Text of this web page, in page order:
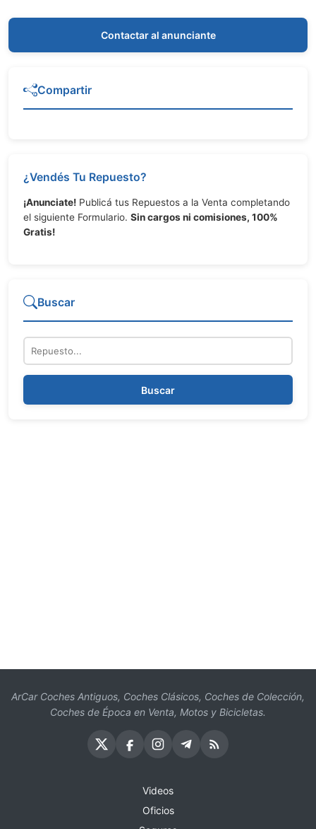
Contactar al anunciante
Compartir
¿Vendés Tu Repuesto?
¡Anunciate! Publicá tus Repuestos a la Venta completando
el siguiente Formulario. Sin cargos ni comisiones, 100%
Gratis!
Buscar
Repuesto
Buscar
ArCar Coches Antiguos, Coches Clásicos, Coches de Colección,
Coches de Época en Venta, Motos y Bicicletas.
Videos
Oficios